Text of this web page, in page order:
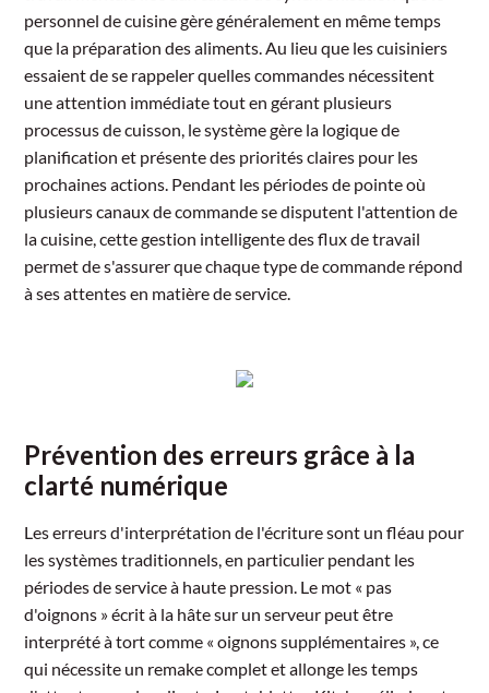
personnel de cuisine gère généralement en même temps
que la préparation des aliments. Au lieu que les cuisiniers
essaient de se rappeler quelles commandes nécessitent
une attention immédiate tout en gérant plusieurs
processus de cuisson, le système gère la logique de
planification et présente des priorités claires pour les
prochaines actions. Pendant les périodes de pointe où
plusieurs canaux de commande se disputent l'attention de
la cuisine, cette gestion intelligente des flux de travail
permet de s'assurer que chaque type de commande répond
à ses attentes en matière de service.
Prévention des erreurs grâce à la
clarté numérique
Les erreurs d'interprétation de l'écriture sont un fléau pour
les systèmes traditionnels, en particulier pendant les
périodes de service à haute pression. Le mot « pas
d'oignons » écrit à la hâte sur un serveur peut être
interprété à tort comme « oignons supplémentaires », ce
qui nécessite un remake complet et allonge les temps